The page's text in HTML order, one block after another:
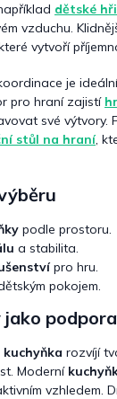
dětské
vzduchu.
vytvoří
je
pro hraní zajistí
své výtvory.
stůl na hraní,
podle prostoru.
a stabilita.
pro hru.
pokojem.
jako
rozvíjí
Moderní
vzhledem.